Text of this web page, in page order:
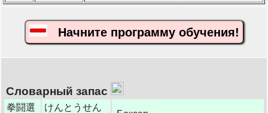
Начните программу обучения!
Словарный запас
拳闘選
けんとうせん